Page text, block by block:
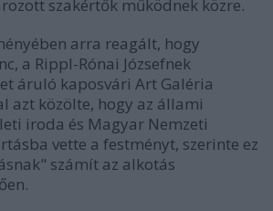
szakértők működnek közre.
arra reagált, hogy
a Rippl-Rónai Józsefnek
áruló kaposvári Art Galéria
azt közölte, hogy az állami
iroda és Magyar Nemzeti
vette a festményt, szerinte ez
számít az alkotás